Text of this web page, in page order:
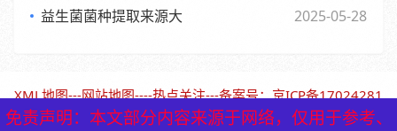
益生菌菌种提取来源大
2025-05-28
免责声明：本文部分内容来源于网络，仅用于参考、
XML地图---网站地图----热点关注---备案号：京ICP备17024281
号-1（北京保鹤堂药业）
免责声明：本文部分内容来源于网络，仅用于参考、